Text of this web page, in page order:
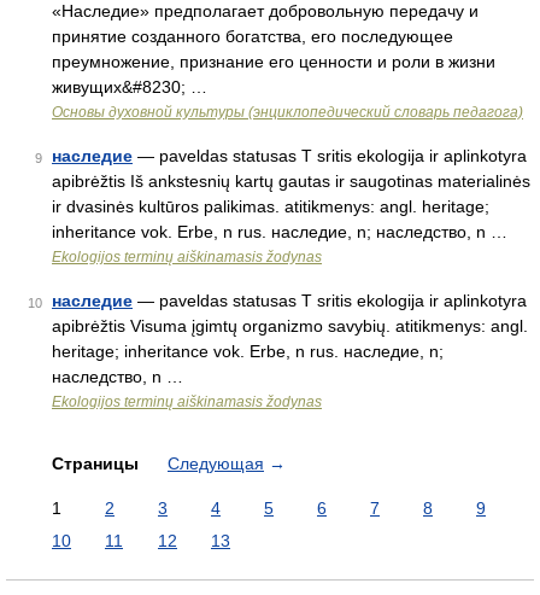
«Наследие» предполагает добровольную передачу и
принятие созданного богатства, его последующее
преумножение, признание его ценности и роли в жизни
живущих&#8230; …
Основы духовной культуры (энциклопедический словарь педагога)
9 наследие — paveldas statusas T sritis ekologija ir aplinkotyra
apibrėžtis Iš ankstesnių kartų gautas ir saugotinas materialinės
ir dvasinės kultūros palikimas. atitikmenys: angl. heritage;
inheritance vok. Erbe, n rus. наследие, n; наследство, n …
Ekologijos terminų aiškinamasis žodynas
10 наследие — paveldas statusas T sritis ekologija ir aplinkotyra
apibrėžtis Visuma įgimtų organizmo savybių. atitikmenys: angl.
heritage; inheritance vok. Erbe, n rus. наследие, n;
наследство, n …
Ekologijos terminų aiškinamasis žodynas
Страницы Следующая →
1 2 3 4 5 6 7 8
9
10
11 12 13